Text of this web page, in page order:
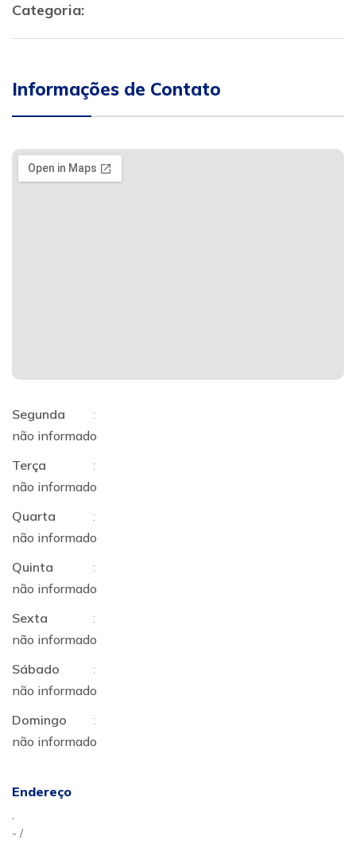
Categoria:
Informações de Contato
Segunda
:
não informado
Terça
:
não informado
Quarta
:
não informado
Quinta
:
não informado
Sexta
:
não informado
Sábado
:
não informado
Domingo
:
não informado
Endereço
,
- /